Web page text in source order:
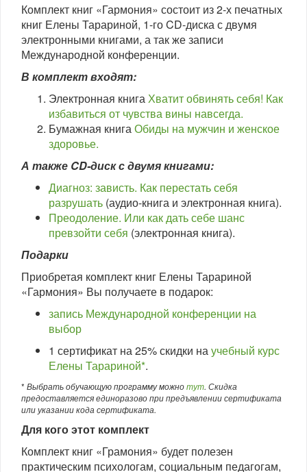
Комплект книг «Гармония» состоит из 2-х печатных
книг Елены Тарариной, 1-го CD-диска с двумя
электронными книгами, а так же записи
Международной конференции.
В комплект входят:
Электронная книгаХватит обвинять себя! Как
избавиться от чувства вины навсегда.
Бумажная книгаОбиды на мужчин и женское
здоровье.
А также CD-диск с двумя книгами:
Диагноз: зависть. Как перестать себя
разрушать (аудио-книга и электронная книга).
Преодоление. Или как дать себе шанс
превзойти себя (электронная книга).
Подарки
Приобретая комплект книг Елены Тарариной
«Гармония» Вы получаете в подарок:
запись Международной конференции на
выбор
1 сертификат на 25% скидки научебный курс
Елены Тарариной*.
* Выбрать обучающую программу можнотут. Скидка
предоставляется единоразово при предъявлении сертификата
или указании кода сертификата.
Для кого этот комплект
Комплект книг «Грамония» будет полезен
практическим психологам, социальным педагогам,